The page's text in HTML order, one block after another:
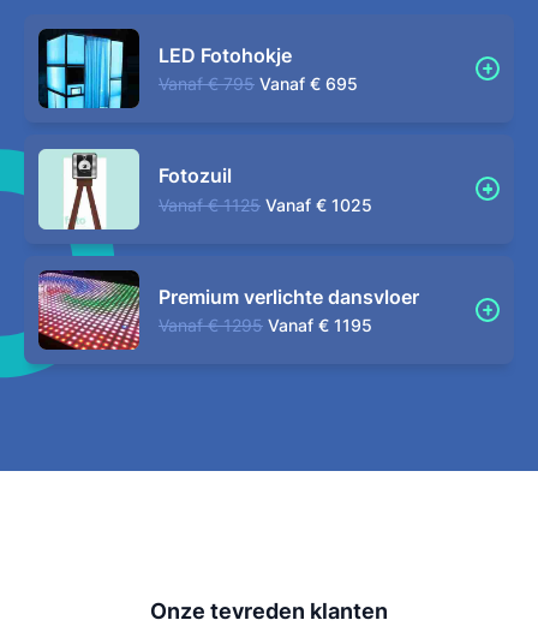
LED Fotohokje
Vanaf € 795 Vanaf € 695
Fotozuil
Vanaf € 1125 Vanaf € 1025
Premium verlichte dansvloer
Vanaf € 1295 Vanaf € 1195
Onze tevreden klanten